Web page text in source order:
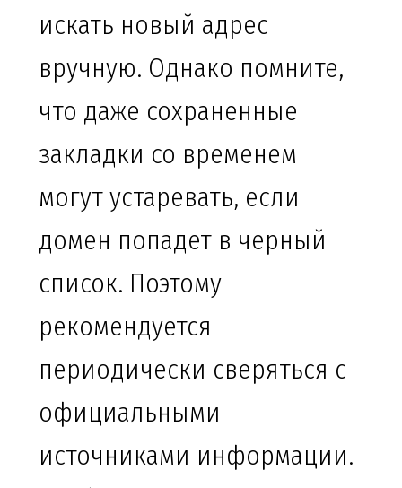
искать новый адрес
вручную. Однако помните,
что даже сохраненные
закладки со временем
могут устаревать, если
домен попадет в черный
список. Поэтому
рекомендуется
периодически сверяться с
официальными
источниками информации.